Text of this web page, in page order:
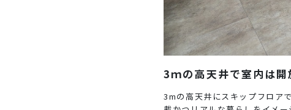
3ｍの高天井で室内は開
3mの高天井にスキップフロア